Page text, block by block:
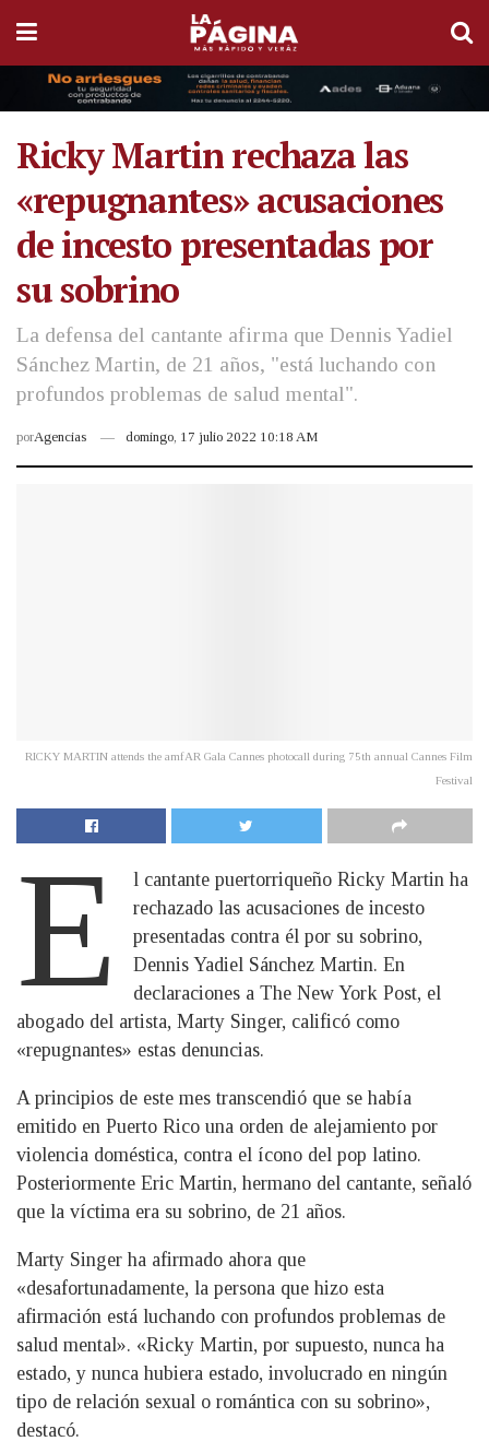
Ricky Martin rechaza las
«repugnantes» acusaciones
de incesto presentadas por
su sobrino
La defensa del cantante afirma que Dennis Yadiel
Sánchez Martin, de 21 años, "está luchando con
profundos problemas de salud mental".
porAgencias domingo, 17 julio 2022 10:18 AM
RICKY MARTIN attends the amfAR Gala Cannes photocall during 75th annual Cannes Film
Festival
E
l cantante puertorriqueño Ricky Martin ha
rechazado las acusaciones de incesto
presentadas contra él por su sobrino,
Dennis Yadiel Sánchez Martin. En
declaraciones a The New York Post, el
abogado del artista, Marty Singer, calificó como
«repugnantes» estas denuncias.
A principios de este mes transcendió que se había
emitido en Puerto Rico una orden de alejamiento por
violencia doméstica, contra el ícono del pop latino.
Posteriormente Eric Martin, hermano del cantante, señaló
que la víctima era su sobrino, de 21 años.
Marty Singer ha afirmado ahora que
«desafortunadamente, la persona que hizo esta
afirmación está luchando con profundos problemas de
salud mental». «Ricky Martin, por supuesto, nunca ha
estado, y nunca hubiera estado, involucrado en ningún
tipo de relación sexual o romántica con su sobrino»,
destacó.